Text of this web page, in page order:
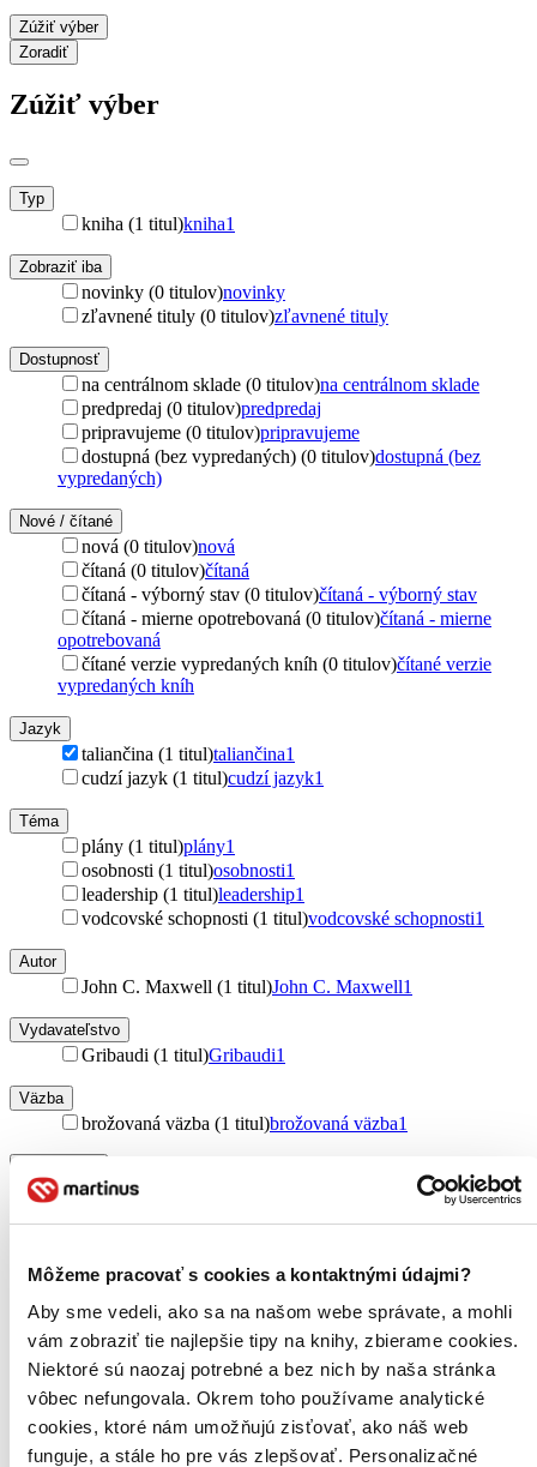
Môžeme pracovať s cookies a kontaktnými údajmi?
Aby sme vedeli, ako sa na našom webe správate, a mohli
vám zobraziť tie najlepšie tipy na knihy, zbierame cookies.
Niektoré sú naozaj potrebné a bez nich by naša stránka
vôbec nefungovala. Okrem toho používame analytické
cookies, ktoré nám umožňujú zisťovať, ako náš web
funguje, a stále ho pre vás zlepšovať. Personalizačné
Zúžiť výber
Zoradiť
Zúžiť výber
Typ
kniha (1 titul)kniha1
Zobraziť iba
novinky (0 titulov)novinky
zľavnené tituly (0 titulov)zľavnené tituly
Dostupnosť
na centrálnom sklade (0 titulov)na centrálnom sklade
predpredaj (0 titulov)predpredaj
pripravujeme (0 titulov)pripravujeme
dostupná (bez vypredaných) (0 titulov)dostupná (bez
vypredaných)
Nové / čítané
nová (0 titulov)nová
čítaná (0 titulov)čítaná
čítaná - výborný stav (0 titulov)čítaná - výborný stav
čítaná - mierne opotrebovaná (0 titulov)čítaná - mierne
opotrebovaná
čítané verzie vypredaných kníh (0 titulov)čítané verzie
vypredaných kníh
Jazyk
taliančina (1 titul)taliančina1
cudzí jazyk (1 titul)cudzí jazyk1
Téma
plány (1 titul)plány1
osobnosti (1 titul)osobnosti1
leadership (1 titul)leadership1
vodcovské schopnosti (1 titul)vodcovské schopnosti1
Autor
John C. Maxwell (1 titul)John C. Maxwell1
Vydavateľstvo
Gribaudi (1 titul)Gribaudi1
Väzba
brožovaná väzba (1 titul)brožovaná väzba1
Zoradiť
Bestsellery
Top hodnotené
Novinky
Najdrahšie
Najlacnejšie
Najvyššia zľava